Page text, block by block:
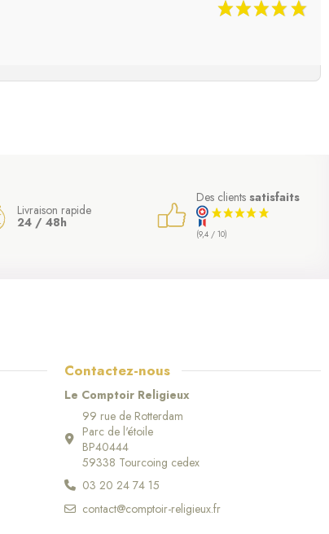
Livraison rapide
24 / 48h
Des clients satisfaits
(9,4 / 10)
Contactez-nous
Le Comptoir Religieux
99 rue de Rotterdam
Parc de l'étoile
BP40444
59338 Tourcoing cedex
03 20 24 74 15
contact@comptoir-religieux.fr